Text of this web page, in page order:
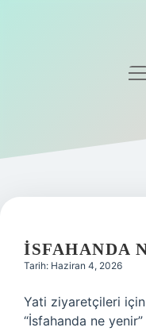
Gizlilik Politikası
Yasal Uyarı
İSFAHANDA
Tarih: Haziran 4, 2026
Yati ziyaretçileri için
“İsfahanda ne